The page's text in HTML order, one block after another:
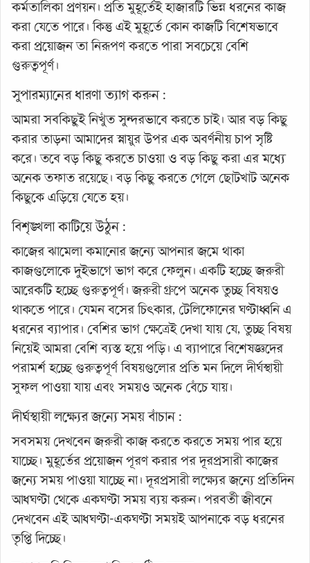
কর্মতালিকা প্রণয়ন। প্রতি মুহূর্তেই হাজারটি ভিন্ন ধরনের কাজ
করা যেতে পারে। কিন্তু এই মুহূর্তে কোন কাজটি বিশেষভাবে
করা প্রয়োজন তা নিরূপণ করতে পারা সবচেয়ে বেশি
গুরুত্বপূর্ণ।
সুপারম্যানের ধারণা ত্যাগ করুন :
আমরা সবকিছুই নিখুঁত সুন্দরভাবে করতে চাই। আর বড় কিছু
করার তাড়না আমাদের স্নায়ুর উপর এক অবর্ণনীয় চাপ সৃষ্টি
করে। তবে বড় কিছু করতে চাওয়া ও বড় কিছু করা এর মধ্যে
অনেক তফাত রয়েছে। বড় কিছু করতে গেলে ছোটখাট অনেক
কিছুকে এড়িয়ে যেতে হয়।
বিশৃঙ্খলা কাটিয়ে উঠুন :
কাজের ঝামেলা কমানোর জন্যে আপনার জমে থাকা
কাজগুলোকে দুইভাগে ভাগ করে ফেলুন। একটি হচ্ছে জরুরী
আরেকটি হচ্ছে গুরুত্বপূর্ণ। জরুরী গ্রুপে অনেক তুচ্ছ বিষয়ও
থাকতে পারে। যেমন বসের চিৎকার, টেলিফোনের ঘণ্টাধ্বনি এ
ধরনের ব্যাপার। বেশির ভাগ ক্ষেত্রেই দেখা যায় যে, তুচ্ছ বিষয়
নিয়েই আমরা বেশি ব্যস্ত হয়ে পড়ি। এ ব্যাপারে বিশেষজ্ঞদের
পরামর্শ হচ্ছে গুরুত্বপূর্ণ বিষয়গুলোর প্রতি মন দিলে দীর্ঘস্থায়ী
সুফল পাওয়া যায় এবং সময়ও অনেক বেঁচে যায়।
দীর্ঘস্থায়ী লক্ষ্যের জন্যে সময় বাঁচান :
সবসময় দেখবেন জরুরী কাজ করতে করতে সময় পার হয়ে
যাচ্ছে। মুহূর্তের প্রয়োজন পূরণ করার পর দূরপ্রসারী কাজের
জন্যে সময় পাওয়া যাচ্ছে না। দূরপ্রসারী লক্ষ্যের জন্যে প্রতিদিন
আধঘণ্টা থেকে একঘণ্টা সময় ব্যয় করুন। পরবর্তী জীবনে
দেখবেন এই আধঘণ্টা-একঘণ্টা সময়ই আপনাকে বড় ধরনের
তৃপ্তি দিচ্ছে।